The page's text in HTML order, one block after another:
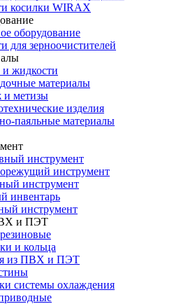
косилки WIRAX
оборудование
для зерноочистителей
жидкости
материалы
и метизы
изделия
паяльные материалы
инструмент
инструмент
инструмент
инвентарь
инструмент
и ПЭТ
и кольца
из ПВХ и ПЭТ
системы охлаждения